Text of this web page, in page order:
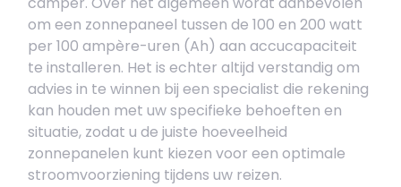
om een zonnepaneel tussen de 100 en 200 watt
per 100 ampère-uren (Ah) aan accucapaciteit
te installeren. Het is echter altijd verstandig om
advies in te winnen bij een specialist die rekening
kan houden met uw specifieke behoeften en
situatie, zodat u de juiste hoeveelheid
zonnepanelen kunt kiezen voor een optimale
stroomvoorziening tijdens uw reizen.